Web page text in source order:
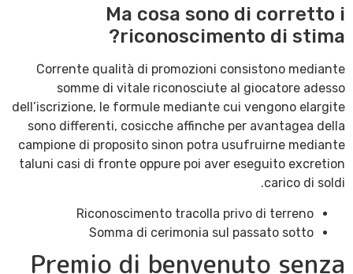
Ma cosa sono di corretto i
riconoscimento di stima?
Corrente qualità di promozioni consistono mediante
somme di vitale riconosciute al giocatore adesso
dell’iscrizione, le formule mediante cui vengono elargite
sono differenti, cosicche affinche per avantagea della
campione di proposito sinon potra usufruirne mediante
taluni casi di fronte oppure poi aver eseguito excretion
carico di soldi.
Riconoscimento tracolla privo di terreno
Somma di cerimonia sul passato sotto
Premio di benvenuto senza